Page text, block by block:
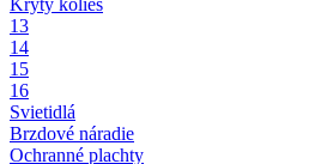
Kryty kolies
13
14
15
16
Svietidlá
Brzdové náradie
Ochranné plachty